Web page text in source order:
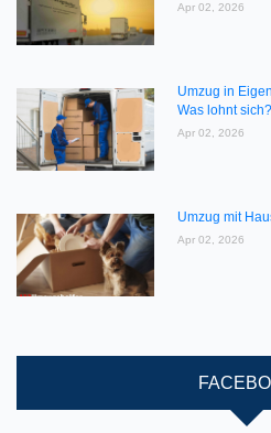
Apr 02, 2026
Umzug in
Was lohnt sich?
Apr 02, 2026
Umzug mit
Apr 02, 2026